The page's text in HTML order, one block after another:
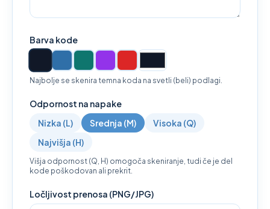
Barva kode
Najbolje se skenira temna koda na svetli (beli) podlagi.
Odpornost na napake
Nizka (L)
Srednja (M)
Visoka (Q)
Najvišja (H)
Višja odpornost (Q, H) omogoča skeniranje, tudi če je del
kode poškodovan ali prekrit.
Ločljivost prenosa (PNG/JPG)